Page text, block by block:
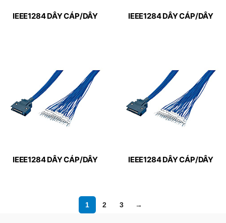
IEEE1284 DÂY CÁP/DÂY
IEEE1284 DÂY CÁP/DÂY
IEEE1284 DÂY CÁP/DÂY
IEEE1284 DÂY CÁP/DÂY
1 2 3 →